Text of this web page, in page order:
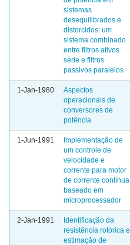
sistemas
desequilibrados e
distorcidos: um
sistema combinado
entre filtros ativos
série e filtros
passivos paralelos
1-Jan-1980
Aspectos
operacionais de
conversores de
potência
1-Jun-1991
Implementação de
um controle de
velocidade e
corrente para motor
de corrente contínua
baseado em
microprocessador
2-Jan-1991
Identificação da
resistência rotórica e
estimação de